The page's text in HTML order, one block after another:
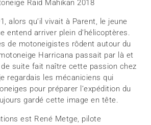
alors qu’il vivait à Parent, le jeune
entend arriver plein d’hélicoptères.
de motoneigistes rôdent autour du
Harricana passait par là et
suite fait naître cette passion chez
regardais les mécaniciens qui
pour préparer l’expédition du
gardé cette image en tête.
est René Metge, pilote